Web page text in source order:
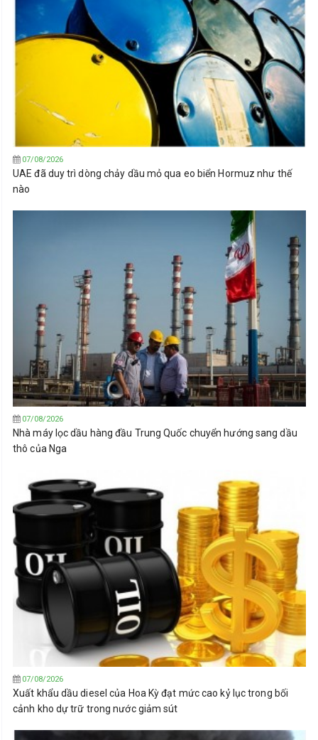
07/08/2026
UAE đã duy trì dòng chảy dầu mỏ qua eo biển Hormuz như thế
nào
07/08/2026
Nhà máy lọc dầu hàng đầu Trung Quốc chuyển hướng sang dầu
thô của Nga
07/08/2026
Xuất khẩu dầu diesel của Hoa Kỳ đạt mức cao kỷ lục trong bối
cảnh kho dự trữ trong nước giảm sút